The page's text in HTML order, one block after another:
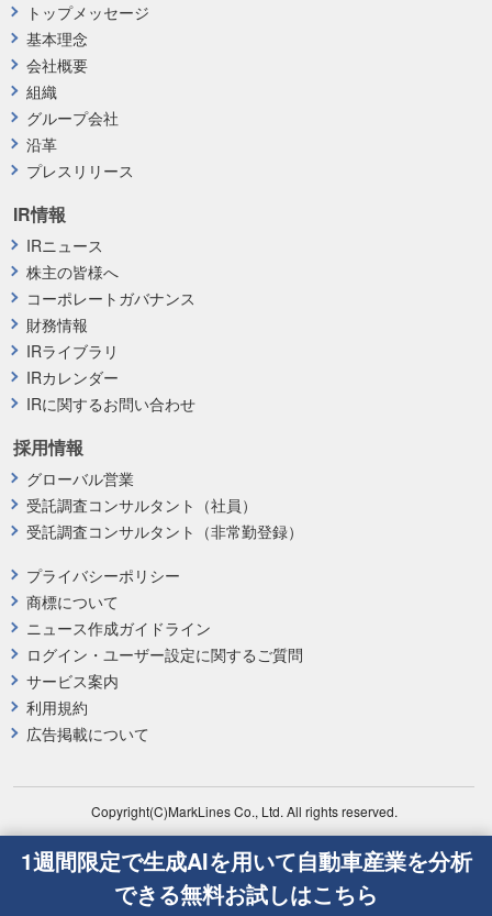
プライバシーポリシー
商標について
ニュース作成ガイドライン
ログイン・ユーザー設定に関するご質問
サービス案内
利用規約
広告掲載について
採用情報
グローバル営業
受託調査コンサルタント（社員）
受託調査コンサルタント（非常勤登録）
トップメッセージ
基本理念
会社概要
組織
グループ会社
沿革
プレスリリース
IR情報
IRニュース
株主の皆様へ
コーポレートガバナンス
財務情報
IRライブラリ
IRカレンダー
IRに関するお問い合わせ
Copyright(C)MarkLines Co., Ltd. All rights reserved.
1週間限定で生成AIを用いて自動車産業を分析
できる無料お試しはこちら